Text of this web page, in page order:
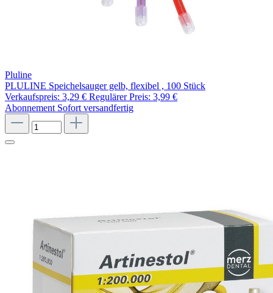
Pluline
PLULINE Speichelsauger gelb, flexibel , 100 Stück
Verkaufspreis: 3,29 € Regulärer Preis: 3,99 €
Abonnement Sofort versandfertig